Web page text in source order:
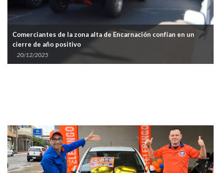
de la zona alta de Encarnación confían en un
de año positivo
12/2025